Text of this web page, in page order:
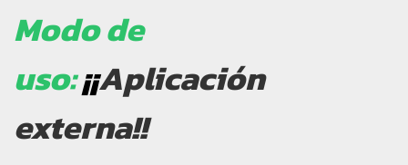
Modo de
uso:¡¡Aplicación
externa!!